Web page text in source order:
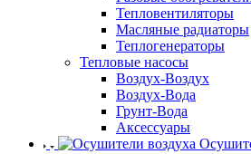
Тепловентиляторы
Масляные радиаторы
Теплогенераторы
Тепловые насосы
Воздух-Воздух
Воздух-Вода
Грунт-Вода
Аксессуары